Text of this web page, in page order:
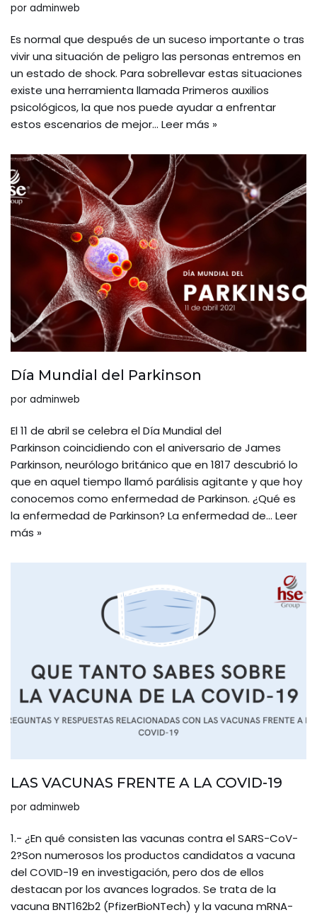
por adminweb
Es normal que después de un suceso importante o tras
vivir una situación de peligro las personas entremos en
un estado de shock. Para sobrellevar estas situaciones
existe una herramienta llamada Primeros auxilios
psicológicos, la que nos puede ayudar a enfrentar
estos escenarios de mejor… Leer más »
Día Mundial del Parkinson
por adminweb
El 11 de abril se celebra el Día Mundial del
Parkinson coincidiendo con el aniversario de James
Parkinson, neurólogo británico que en 1817 descubrió lo
que en aquel tiempo llamó parálisis agitante y que hoy
conocemos como enfermedad de Parkinson. ¿Qué es
la enfermedad de Parkinson? La enfermedad de… Leer
más »
LAS VACUNAS FRENTE A LA COVID-19
por adminweb
1.- ¿En qué consisten las vacunas contra el SARS-CoV-
2?Son numerosos los productos candidatos a vacuna
del COVID-19 en investigación, pero dos de ellos
destacan por los avances logrados. Se trata de la
vacuna BNT162b2 (PfizerBioNTech) y la vacuna mRNA-